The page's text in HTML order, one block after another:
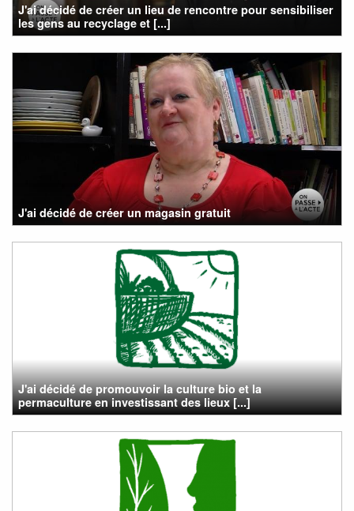
J'ai décidé de créer un lieu de rencontre pour sensibiliser
les gens au recyclage et [...]
J'ai décidé de créer un magasin gratuit
J'ai décidé de promouvoir la culture bio et la
permaculture en investissant des lieux [...]